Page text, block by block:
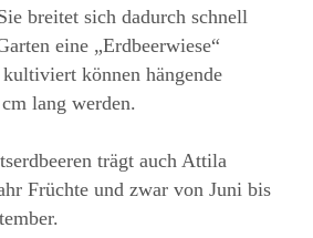
breitet sich dadurch schnell
eine „Erdbeerwiese“
können hängende
lang werden.
trägt auch Attila
Früchte und zwar von Juni bis